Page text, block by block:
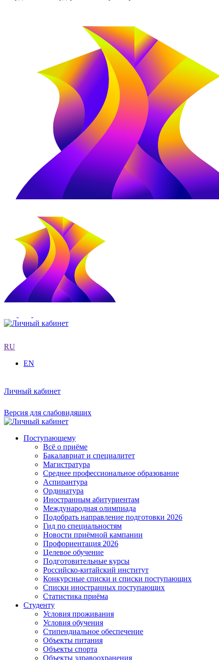
RU
EN
Личный кабинет
Версия для слабовидящих
Поступающему
Всё о приёме
Бакалавриат и специалитет
Магистратура
Среднее профессиональное образование
Аспирантура
Ординатура
Иностранным абитуриентам
Международная олимпиада
Подобрать направление подготовки 2026
Гид по специальностям
Новости приёмной кампании
Профориентация 2026
Целевое обучение
Подготовительные курсы
Российско-китайский институт
Конкурсные списки и списки поступающих
Списки иностранных поступающих
Статистика приёма
Студенту
Условия проживания
Условия обучения
Стипендиальное обеспечение
Объекты питания
Объекты спорта
Объекты здравоохранения